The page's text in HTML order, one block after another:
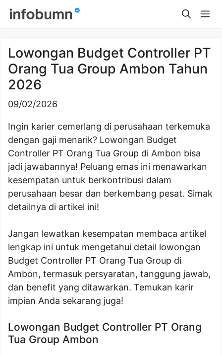
Skip
Lowongan Budget Controller PT
Orang Tua Group Ambon Tahun
2026
09/02/2026
Ingin karier cemerlang di perusahaan terkemuka
dengan gaji menarik? Lowongan Budget
Controller PT Orang Tua Group di Ambon bisa
jadi jawabannya! Peluang emas ini menawarkan
kesempatan untuk berkontribusi dalam
perusahaan besar dan berkembang pesat. Simak
detailnya di artikel ini!
Jangan lewatkan kesempatan membaca artikel
lengkap ini untuk mengetahui detail lowongan
Budget Controller PT Orang Tua Group di
Ambon, termasuk persyaratan, tanggung jawab,
dan benefit yang ditawarkan. Temukan karir
impian Anda sekarang juga!
Lowongan Budget Controller PT Orang
Tua Group Ambon